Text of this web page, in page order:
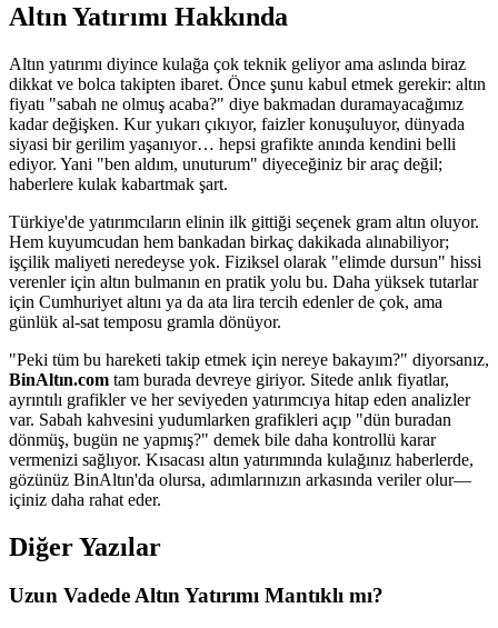
Altın Yatırımı Hakkında
Altın yatırımı diyince kulağa çok teknik geliyor ama aslında biraz
dikkat ve bolca takipten ibaret. Önce şunu kabul etmek gerekir: altın
fiyatı "sabah ne olmuş acaba?" diye bakmadan duramayacağımız
kadar değişken. Kur yukarı çıkıyor, faizler konuşuluyor, dünyada
siyasi bir gerilim yaşanıyor… hepsi grafikte anında kendini belli
ediyor. Yani "ben aldım, unuturum" diyeceğiniz bir araç değil;
haberlere kulak kabartmak şart.
Türkiye'de yatırımcıların elinin ilk gittiği seçenek gram altın oluyor.
Hem kuyumcudan hem bankadan birkaç dakikada alınabiliyor;
işçilik maliyeti neredeyse yok. Fiziksel olarak "elimde dursun" hissi
verenler için altın bulmanın en pratik yolu bu. Daha yüksek tutarlar
için Cumhuriyet altını ya da ata lira tercih edenler de çok, ama
günlük al-sat temposu gramla dönüyor.
"Peki tüm bu hareketi takip etmek için nereye bakayım?" diyorsanız,
BinAltın.com tam burada devreye giriyor. Sitede anlık fiyatlar,
ayrıntılı grafikler ve her seviyeden yatırımcıya hitap eden analizler
var. Sabah kahvesini yudumlarken grafikleri açıp "dün buradan
dönmüş, bugün ne yapmış?" demek bile daha kontrollü karar
vermenizi sağlıyor. Kısacası altın yatırımında kulağınız haberlerde,
gözünüz BinAltın'da olursa, adımlarınızın arkasında veriler olur—
içiniz daha rahat eder.
Diğer Yazılar
Uzun Vadede Altın Yatırımı Mantıklı mı?